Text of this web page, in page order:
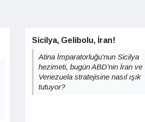
Sicilya, Gelibolu, İran!
Atina İmparatorluğu'nun Sicilya
hezimeti, bugün ABD'nin İran ve
Venezuela stratejisine nasıl ışık
tutuyor?